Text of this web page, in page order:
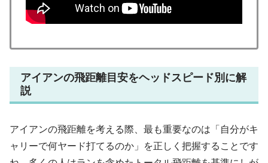
アイアンの飛距離目安をヘッドスピード別に解
説
アイアンの飛距離を考える際、最も重要なのは「自分がキ
ャリーで何ヤード打てるのか」を正しく把握することです